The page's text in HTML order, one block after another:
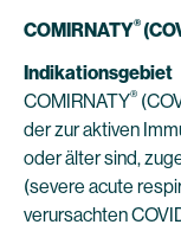
COMIRNATY®
Indikationsgebiet
COMIRNATY®
der zur aktiven
oder älter sind,
(severe acute
verursachten